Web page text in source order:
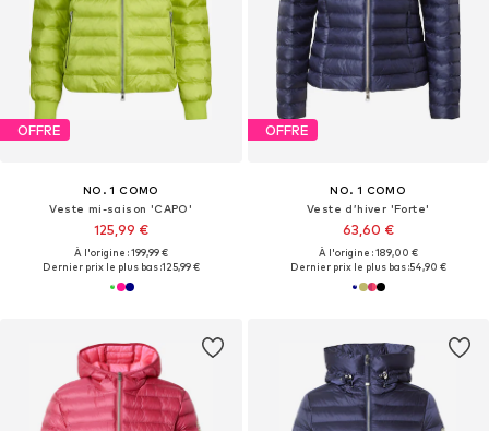
OFFRE
NO. 1 COMO
Veste mi-saison 'CAPO'
125,99 €
À l'origine : 199,99 €
Dernier prix le plus bas :125,99 €
OFFRE
NO. 1 COMO
Veste d’hiver 'Forte'
63,60 €
À l'origine : 189,00 €
Dernier prix le plus bas :54,90 €